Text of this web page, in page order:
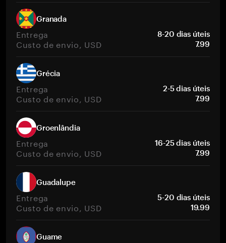
Granada
Entrega 8-20 dias úteis
Custo de envio, USD 7.99
Grécia
Entrega 2-5 dias úteis
Custo de envio, USD 7.99
Groenlândia
Entrega 16-25 dias úteis
Custo de envio, USD 7.99
Guadalupe
Entrega 5-20 dias úteis
Custo de envio, USD 19.99
Guame